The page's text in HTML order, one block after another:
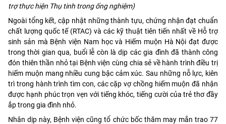
trợ thực hiện Thụ tinh trong ống nghiệm)
Ngoài tổng kết, cập nhật những thành tựu, chứng nhận đạt chuẩn
chất lượng quốc tế (RTAC) và các kỹ thuật tiên tiến nhất về Hỗ trợ
sinh sản mà Bệnh viện Nam học và Hiếm muộn Hà Nội đạt được
trong thời gian qua, buổi lễ còn là dịp các gia đình đã thành công
đón thiên thần nhỏ tại Bệnh viện cùng chia sẻ về hành trình điều trị
hiếm muộn mang nhiều cung bậc cảm xúc. Sau những nỗ lực, kiên
trì trong hành trình tìm con, các cặp vợ chồng hiếm muộn đã nhận
được hạnh phúc trọn vẹn với tiếng khóc, tiếng cười của trẻ thơ đầy
ắp trong gia đình nhỏ.
Nhân dịp này, Bệnh viện cũng tổ chức bốc thăm may mắn trao 77